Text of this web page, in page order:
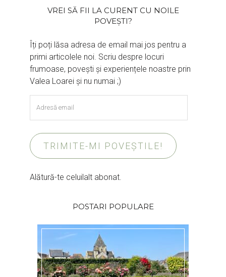
VREI SĂ FII LA CURENT CU NOILE
POVEȘTI?
Îți poți lăsa adresa de email mai jos pentru a
primi articolele noi. Scriu despre locuri
frumoase, povești și experiențele noastre prin
Valea Loarei și nu numai ;)
email
TRIMITE-MI POVEȘTILE!
Alătură-te celuilalt abonat.
POSTARI POPULARE